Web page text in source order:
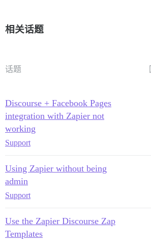
相关话题
话题
Discourse + Facebook Pages
integration with Zapier not
working
Support
Using Zapier without being
admin
Support
Use the Zapier Discourse Zap
Templates